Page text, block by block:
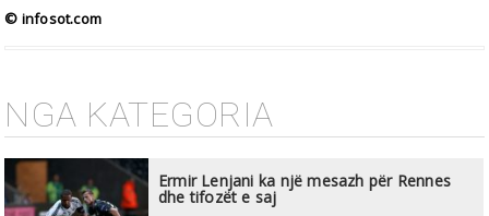
© infosot.com
NGA KATEGORIA
Ermir Lenjani ka një mesazh për Rennes
dhe tifozët e saj